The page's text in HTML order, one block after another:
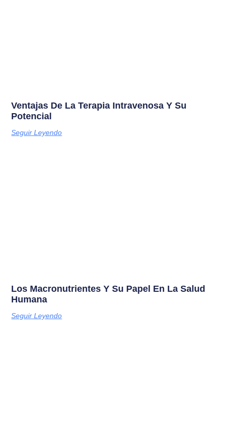
Ventajas De La Terapia Intravenosa Y Su
Potencial
Seguir Leyendo
Los Macronutrientes Y Su Papel En La Salud
Humana
Seguir Leyendo